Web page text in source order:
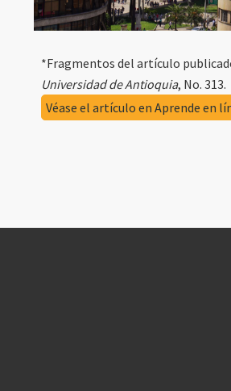
*Fragmentos del artículo
Universidad de Antioquia, No. 313.
Véase el artículo en Aprende en